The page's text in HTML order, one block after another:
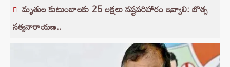
మృతుల కుటుంబాలకు 25 లక్షలు నష్టపరిహారం ఇవ్వాలి: బొత్స
సత్యనారాయణ..